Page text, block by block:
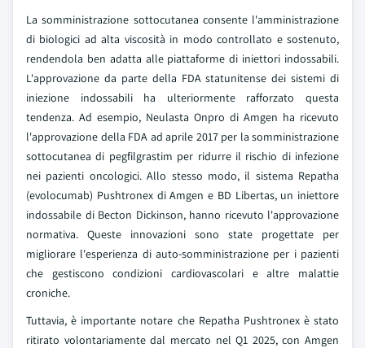
La somministrazione sottocutanea consente l'amministrazione
di biologici ad alta viscosità in modo controllato e sostenuto,
rendendola ben adatta alle piattaforme di iniettori indossabili.
L'approvazione da parte della FDA statunitense dei sistemi di
iniezione indossabili ha ulteriormente rafforzato questa
tendenza. Ad esempio, Neulasta Onpro di Amgen ha ricevuto
l'approvazione della FDA ad aprile 2017 per la somministrazione
sottocutanea di pegfilgrastim per ridurre il rischio di infezione
nei pazienti oncologici. Allo stesso modo, il sistema Repatha
(evolocumab) Pushtronex di Amgen e BD Libertas, un iniettore
indossabile di Becton Dickinson, hanno ricevuto l'approvazione
normativa. Queste innovazioni sono state progettate per
migliorare l'esperienza di auto-somministrazione per i pazienti
che gestiscono condizioni cardiovascolari e altre malattie
croniche.
Tuttavia, è importante notare che Repatha Pushtronex è stato
ritirato volontariamente dal mercato nel Q1 2025, con Amgen